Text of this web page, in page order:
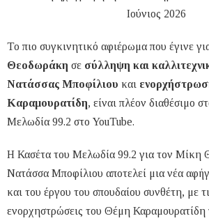
Ιούνιος 2026
Το πιο συγκινητικό αφιέρωμα που έγινε
Θεοδωράκη σε σύλληψη και
Νατάσσας Μποφίλιου και
Καραμουρατίδη, είναι πλέον διαθέσιμο
Μελωδία 99.2 στο YouTube.
Η Κασέτα του Μελωδία 99.2 για τον Μίκη
Νατάσσα Μποφίλιου αποτελεί μια νέα
και του έργου του σπουδαίου συνθέτη, με
ενορχηστρώσεις του Θέμη